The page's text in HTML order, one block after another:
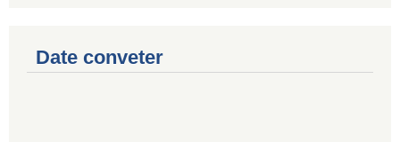
Date conveter